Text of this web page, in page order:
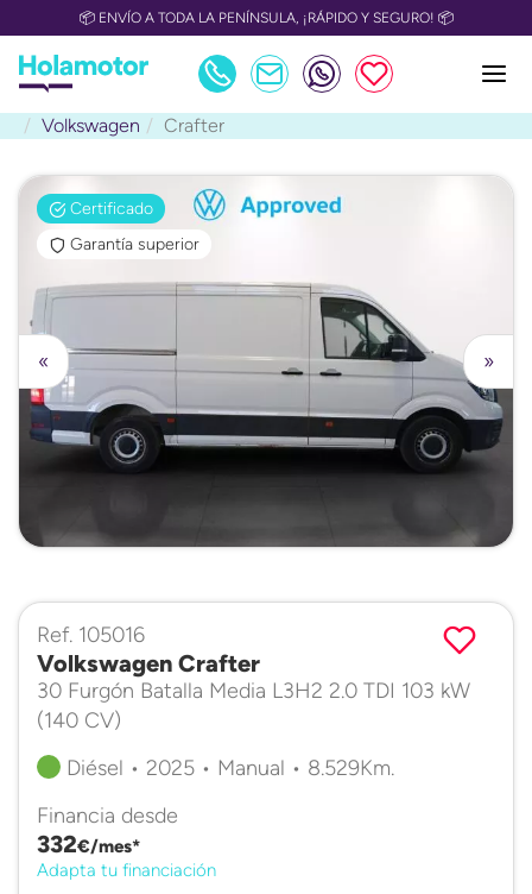
📦 ENVÍO A TODA LA PENÍNSULA, ¡RÁPIDO Y SEGURO! 📦
Volkswagen Crafter
Certificado
Garantía superior
»
«
Ref. 105016
Volkswagen Crafter
30 Furgón Batalla Media L3H2 2.0 TDI 103 kW
(140 CV)
Diésel • 2025 • Manual • 8.529Km.
Financia desde
332€/mes*
Adapta tu financiación